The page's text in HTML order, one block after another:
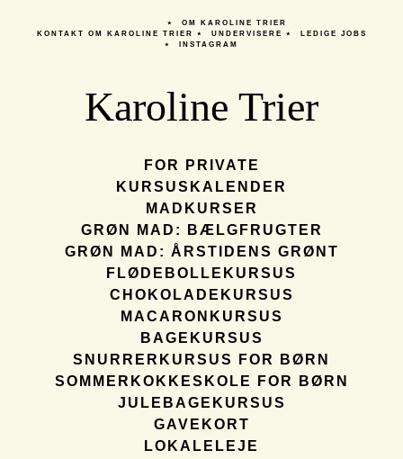
KONTAKT
OM KAROLINE TRIER
OM KAROLINE TRIER
UNDERVISERE
LEDIGE JOBS
INSTAGRAM
Karoline Trier
FOR PRIVATE
KURSUSKALENDER
MADKURSER
GRØN MAD: BÆLGFRUGTER
GRØN MAD: ÅRSTIDENS GRØNT
FLØDEBOLLEKURSUS
CHOKOLADEKURSUS
MACARONKURSUS
BAGEKURSUS
SNURRERKURSUS FOR BØRN
SOMMERKOKKESKOLE FOR BØRN
JULEBAGEKURSUS
GAVEKORT
LOKALELEJE